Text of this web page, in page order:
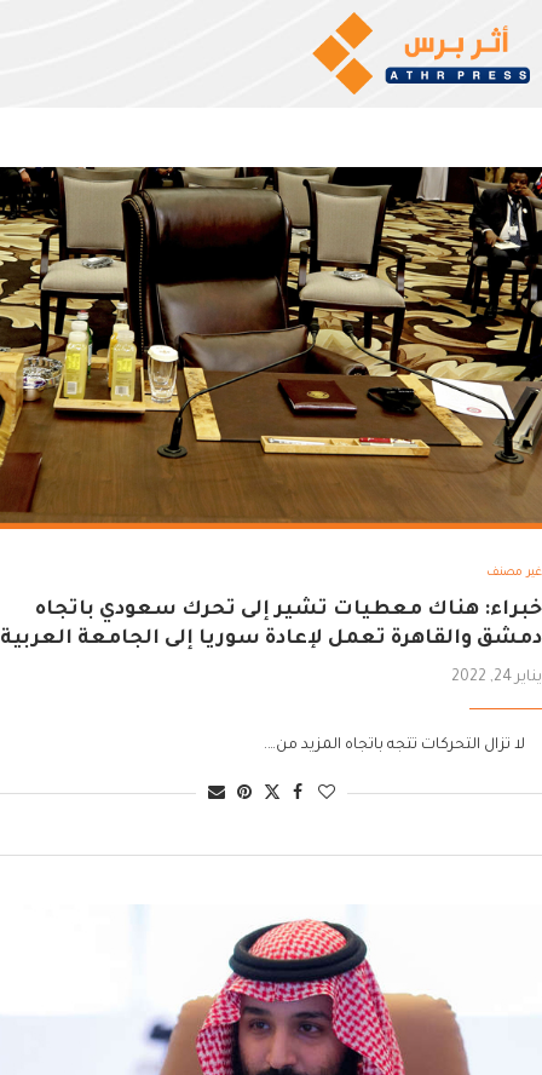
غير مصنف
خبراء: هناك معطيات تشير إلى تحرك سعودي باتجاه
دمشق والقاهرة تعمل لإعادة سوريا إلى الجامعة العربية
يناير 24, 2022
لا تزال التحركات تتجه باتجاه المزيد من….